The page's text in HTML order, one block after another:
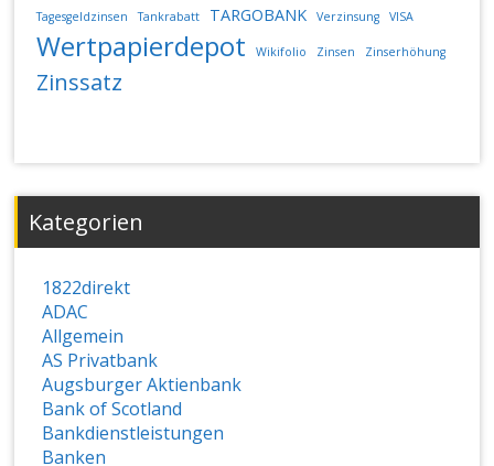
Tagesgeldzinsen Tankrabatt TARGOBANK Verzinsung VISA
Wertpapierdepot Wikifolio Zinsen Zinserhöhung
Zinssatz
Kategorien
1822direkt
ADAC
Allgemein
AS Privatbank
Augsburger Aktienbank
Bank of Scotland
Bankdienstleistungen
Banken